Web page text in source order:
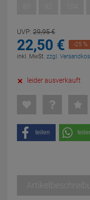
UVP: 29,95€
22,50 €
-25 %
inkl. MwSt. zzgl.
leider ausverkauft
teilen